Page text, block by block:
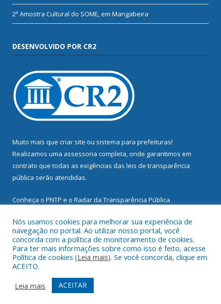
2ª Amostra Cultural do SOME, em Mangabeira
DESENVOLVIDO POR CR2
Muito mais que criar site ou sistema para prefeituras!
Realizamos uma assessoria completa, onde garantimos em
contrato que todas as exigências das leis de transparência
pública serão atendidas.
Conheça o PNTP e o Radar da Transparência Pública
Todos os direitos reservados a Prefeitura Municipal de
Mocajuba.
Mapa do Site
Acessar Área Administrativa
Acessar Webmail
Nós usamos cookies para melhorar sua experiência de
navegação no portal. Ao utilizar nosso portal, você
concorda com a política de monitoramento de cookies.
Para ter mais informações sobre como isso é feito, acesse
Política de cookies (Leia mais). Se você concorda, clique em
ACEITO.
Leia mais
ACEITAR